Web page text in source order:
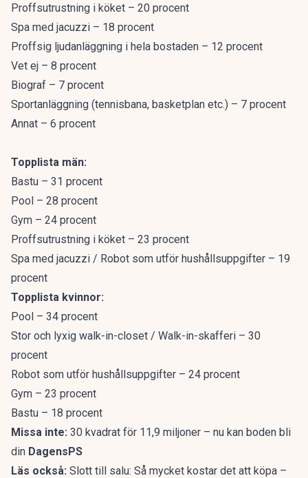
Proffsutrustning i köket – 20 procent
Spa med jacuzzi – 18 procent
Proffsig ljudanläggning i hela bostaden – 12 procent
Vet ej – 8 procent
Biograf – 7 procent
Sportanläggning (tennisbana, basketplan etc.) – 7 procent
Annat – 6 procent
Topplista män:
Bastu – 31 procent
Pool – 28 procent
Gym – 24 procent
Proffsutrustning i köket – 23 procent
Spa med jacuzzi / Robot som utför hushållsuppgifter – 19
procent
Topplista kvinnor:
Pool – 34 procent
Stor och lyxig walk-in-closet / Walk-in-skafferi – 30
procent
Robot som utför hushållsuppgifter – 24 procent
Gym – 23 procent
Bastu – 18 procent
Missa inte: 30 kvadrat för 11,9 miljoner – nu kan boden bli
din DagensPS
Läs också: Slott till salu: Så mycket kostar det att köpa –